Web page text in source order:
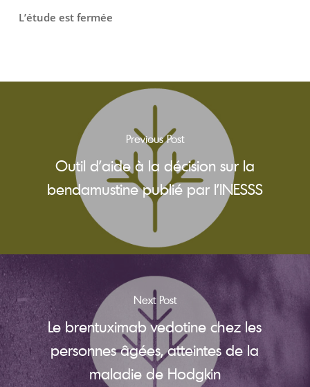
L’étude est fermée
Previous Post
Outil d’aide à la décision sur la
bendamustine publié par l’INESSS
Next Post
Le brentuximab vedotine chez les
personnes âgées, atteintes de la
maladie de Hodgkin